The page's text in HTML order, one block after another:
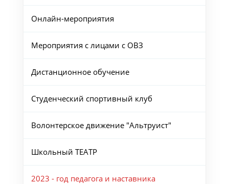
Онлайн-мероприятия
Мероприятия с лицами с ОВЗ
Дистанционное обучение
Студенческий спортивный клуб
Волонтерское движение "Альтруист"
Школьный ТЕАТР
2023 - год педагога и наставника